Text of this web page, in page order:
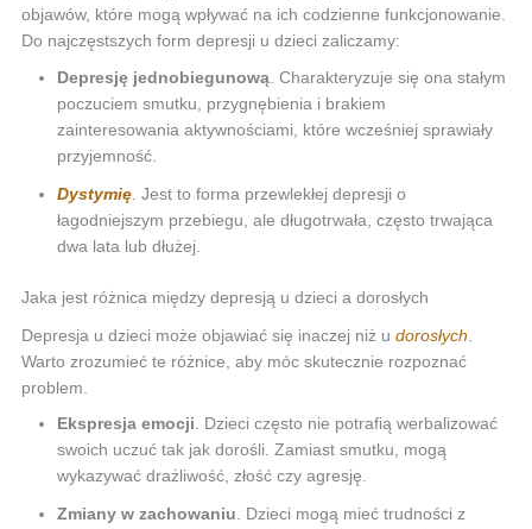
objawów, które mogą wpływać na ich codzienne funkcjonowanie.
Do najczęstszych form depresji u dzieci zaliczamy:
Depresję jednobiegunową. Charakteryzuje się ona stałym
poczuciem smutku, przygnębienia i brakiem
zainteresowania aktywnościami, które wcześniej sprawiały
przyjemność.
Dystymię. Jest to forma przewlekłej depresji o
łagodniejszym przebiegu, ale długotrwała, często trwająca
dwa lata lub dłużej.
Jaka jest różnica między depresją u dzieci a dorosłych
Depresja u dzieci może objawiać się inaczej niż u dorosłych
Warto zrozumieć te różnice, aby móc skutecznie rozpoznać
problem.
Ekspresja emocji . Dzieci często nie potrafią werbalizować
swoich uczuć tak jak dorośli. Zamiast smutku, mogą
wykazywać drażliwość, złość czy agresję.
Zmiany w zachowaniu . Dzieci mogą mieć trudności z